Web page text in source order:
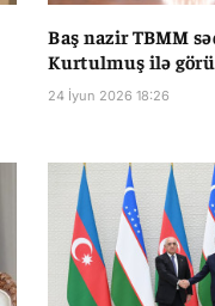
Baş nazir TBMM
Kurtulmuş ilə
24 İyun 2026 18:26